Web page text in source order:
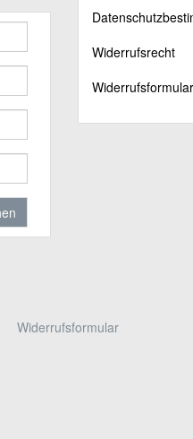
Widerrufsrecht
Widerrufsformular
Widerrufsformular